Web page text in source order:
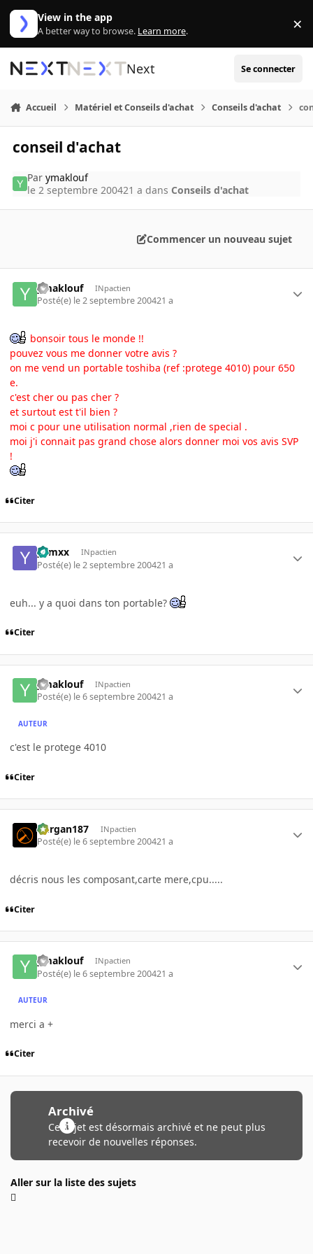
Aller au contenu
View in the app
A better way to browse. Learn more. ×
Next Se connecter
Accueil Matériel et Conseils d'achat Conseils d'achat
conseil d'achat
Parymaklouf
le 2 septembre 200421 a dans Conseils d'achat
Commencer un nouveau sujet
ymaklouf INpactien
Posté(e) le 2 septembre 200421 a
bonsoir tous le monde !!
pouvez vous me donner votre avis ?
on me vend un portable toshiba (ref :protege 4010) pour 650
e.
c'est cher ou pas cher ?
et surtout est t'il bien ?
moi c pour une utilisation normal ,rien de special .
moi j'i connait pas grand chose alors donner moi vos avis SVP
!
Citer
yamxx INpactien
Posté(e) le 2 septembre 200421 a
euh... y a quoi dans ton portable?
Citer
ymaklouf INpactien
Posté(e) le 6 septembre 200421 a
AUTEUR
c'est le protege 4010
Citer
kurgan187 INpactien
Posté(e) le 6 septembre 200421 a
décris nous les composant,carte mere,cpu.....
Citer
ymaklouf INpactien
Posté(e) le 6 septembre 200421 a
AUTEUR
merci a +
Citer
Archivé
Ce sujet est désormais archivé et ne peut plus
recevoir de nouvelles réponses.
Aller sur la liste des sujets